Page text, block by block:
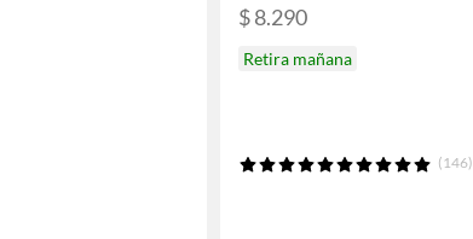
$ 8.290
Retira mañana
(146)